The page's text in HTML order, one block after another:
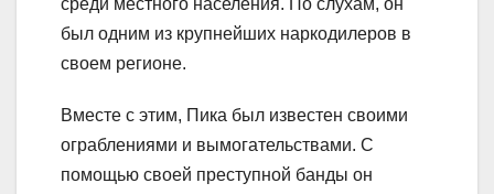
среди местного населения. По слухам, он
был одним из крупнейших наркодилеров в
своем регионе.
Вместе с этим, Пика был известен своими
ограблениями и вымогательствами. С
помощью своей преступной банды он